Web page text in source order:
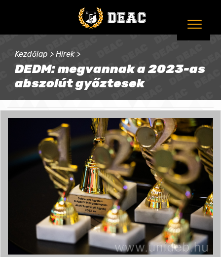
Kezdőlap > Hírek >
DEDM: megvannak a 2023-as
abszolút győztesek